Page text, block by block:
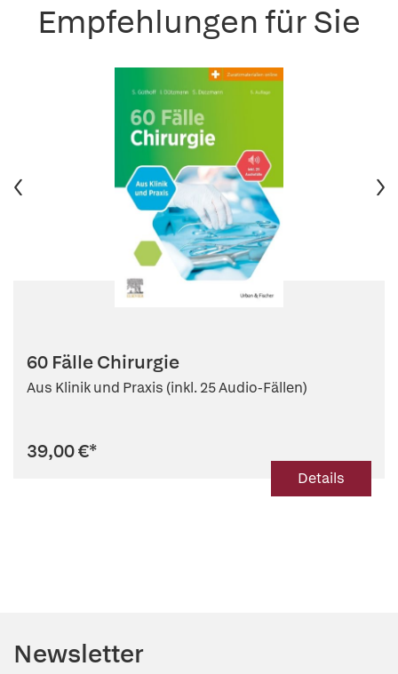
Empfehlungen für Sie
60 Fälle Chirurgie
Aus Klinik und Praxis (inkl. 25 Audio-Fällen)
39,00 €*
Details
Newsletter